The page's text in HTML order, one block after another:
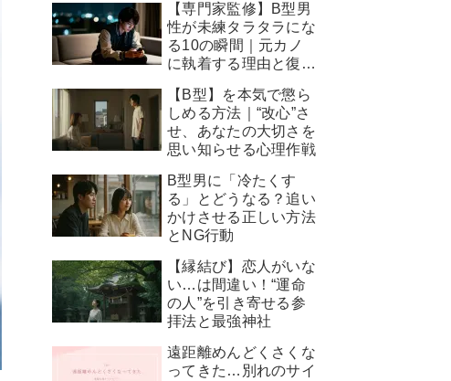
【専門家監修】B型男
性が未練タラタラにな
る10の瞬間｜元カノ
に執着する理由と復縁
【B型】を本気で懲ら
しめる方法｜“改心”さ
せ、あなたの大切さを
思い知らせる心理作戦
B型男に「冷たくす
る」とどうなる？追い
かけさせる正しい方法
とNG行動
【縁結び】恋人がいな
い…は間違い！“運命
の人”を引き寄せる参
拝法と最強神社
遠距離めんどくさくな
ってきた…別れのサイ